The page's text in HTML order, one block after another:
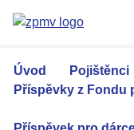
obsahu
Úvod
Pojištěnci
Příspěvky z Fondu